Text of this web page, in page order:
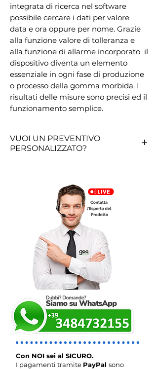
integrata di ricerca nel software
possibile cercare i dati per valore
data e ora oppure per nome. Grazie
alla funzione valore di tolleranza e
alla funzione di allarme incorporato  il
dispositivo diventa un elemento
essenziale in ogni fase di produzione
o processo della gomma morbida. I
risultati delle misure sono precisi ed il
funzionamento semplice.
VUOI UN PREVENTIVO
PERSONALIZZATO?
Con NOI sei al SICURO.
I pagamenti tramite PayPal sono